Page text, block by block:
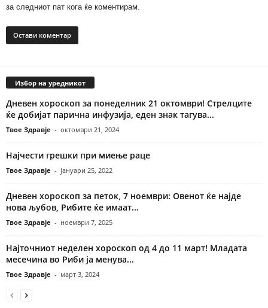
за следниот пат кога ќе коментирам.
Избор на уредникот
Дневен хороскоп за понеделник 21 октомври! Стрелците
ќе добијат парична инфузија, еден знак тагува...
Твое Здравје - октомври 21, 2024
Најчести грешки при миење раце
Твое Здравје - јануари 25, 2022
Дневен хороскоп за петок, 7 ноември: Овенот ќе најде
нова љубов, Рибите ќе имаат...
Твое Здравје - ноември 7, 2025
Најточниот неделен хороскоп од 4 до 11 март! Младата
месечина во Риби ја менува...
Твое Здравје - март 3, 2024